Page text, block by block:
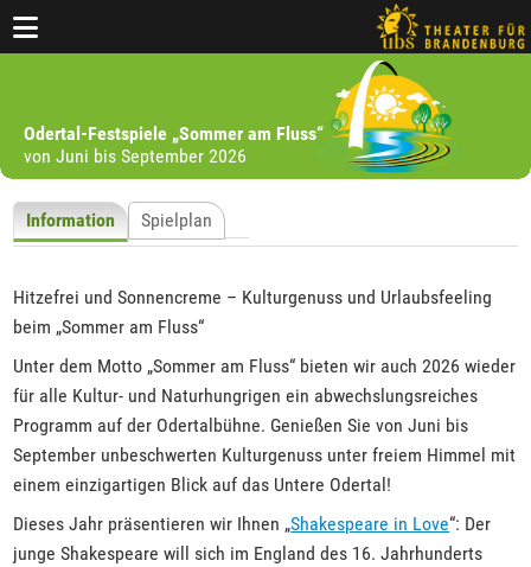
Odertal-Festspiele „Sommer am Fluss“
von Juni bis September 2026
Information Spielplan
Hitzefrei und Sonnencreme – Kulturgenuss und Urlaubsfeeling
beim „Sommer am Fluss“
Unter dem Motto „Sommer am Fluss“ bieten wir auch 2026 wieder
für alle Kultur- und Naturhungrigen ein abwechslungsreiches
Programm auf der Odertalbühne. Genießen Sie von Juni bis
September unbeschwerten Kulturgenuss unter freiem Himmel mit
einem einzigartigen Blick auf das Untere Odertal!
Dieses Jahr präsentieren wir Ihnen „Shakespeare in Love“: Der
junge Shakespeare will sich im England des 16. Jahrhunderts